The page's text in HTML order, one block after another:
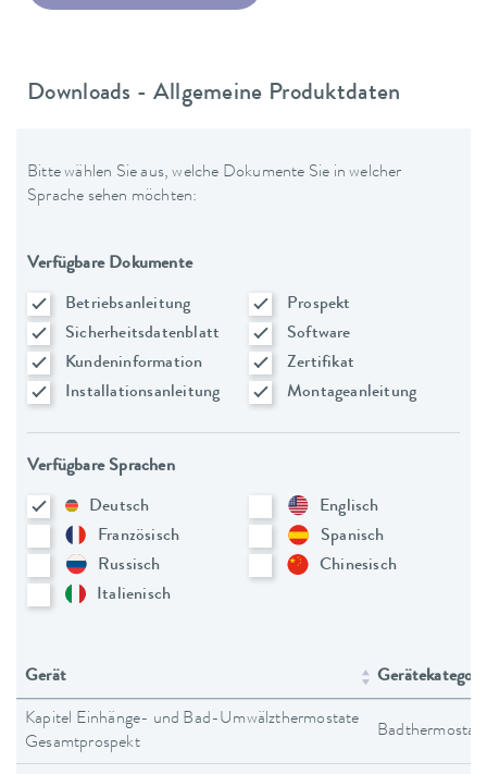
Downloads - Allgemeine Produktdaten
Bitte wählen Sie aus, welche Dokumente Sie in welcher
Sprache sehen möchten:
Verfügbare Dokumente
Betriebsanleitung
Prospekt
Sicherheitsdatenblatt
Software
Kundeninformation
Zertifikat
Installationsanleitung
Montageanleitung
Verfügbare Sprachen
Deutsch
Englisch
Französisch
Spanisch
Russisch
Chinesisch
Italienisch
Gerät
Kapitel Einhänge- und Bad-Umwälzthermostate
Gesamtprospekt